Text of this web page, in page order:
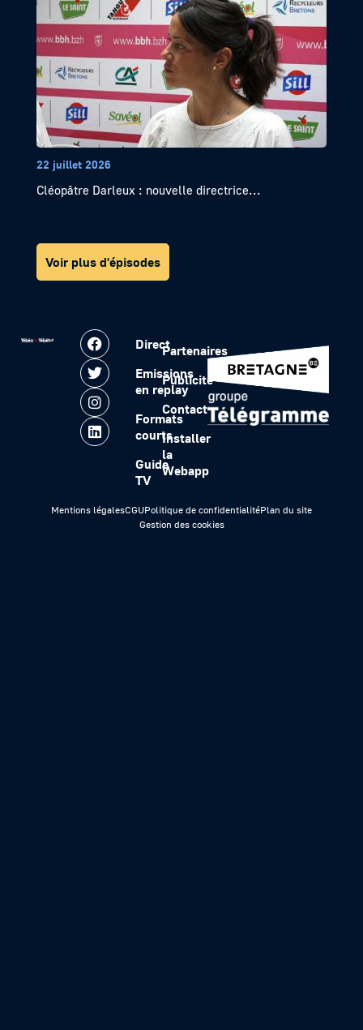
22 juillet 2026
Cléopâtre Darleux : nouvelle directrice...
Voir plus d'épisodes
Direct
Emissions
en replay
Formats
courts
Guide
TV
Partenaires
Publicité
Contact
Installer
la
Webapp
Mentions légalesCGUPolitique de confidentialitéPlan du site
Gestion des cookies